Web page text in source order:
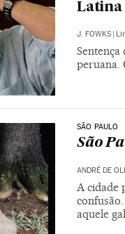
Latina
J. FOWKS |
peruana.
SÃO PAULO
São
ANDRÉ DE
A cidade
aquele